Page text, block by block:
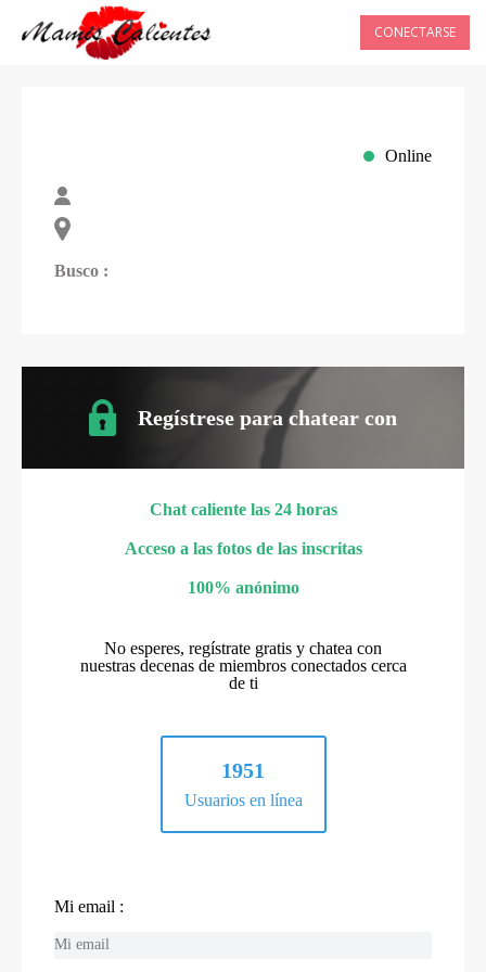
CONECTARSE
Online
Busco :
Regístrese para chatear con
Chat caliente las 24 horas
Acceso a las fotos de las inscritas
100% anónimo
No esperes, regístrate gratis y chatea con
nuestras decenas de miembros conectados cerca
de ti
1951
Usuarios en línea
Mi email :